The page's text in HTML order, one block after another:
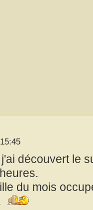
découvert le
du mois